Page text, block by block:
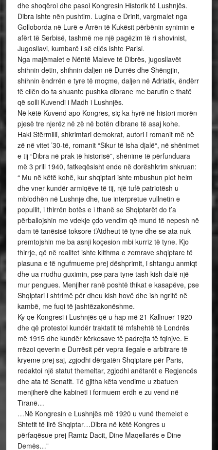
dhe shoqëroi dhe pasoi Kongresin Historik të Lushnjës.
Dibra ishte nën pushtim. Lugina e Drinit, vargmalet nga
Golloborda në Lurë e Arrën të Kukësit përbënin synimin e
afërt të Serbisë, tashmë me një pagëzim të ri shovinist,
Jugosllavi, kumbarë i së cilës ishte Parisi.
Nga majëmalet e Nëntë Maleve të Dibrës, jugosllavët
shihnin detin, shihnin daljen në Durrës dhe Shëngjin,
shihnin ëndrrën e tyre të moçme, daljen në Adriatik, ëndërr
të cilën do ta shuante pushka dibrane me barutin e thatë
që solli Kuvendi i Madh i Lushnjës.
Në këtë Kuvend apo Kongres, siç ka hyrë në histori morën
pjesë tre njerëz në zë në botën dibrane të asaj kohe.
Haki Stërmilli, shkrimtari demokrat, autori i romanit më në
zë në vitet ’30-të, romanit “Sikur të isha djalë“, në shënimet
e tij “Dibra në prak të historisë”, shënime të përfunduara
më 3 prill 1940, fatkeqësisht ende në dorëshkrim shkruan:
“ Mu në këtë kohë, kur shqiptari ishte mbushun plot helm
dhe vner kundër armiqëve të tij, një tufë patriotësh u
mblodhën në Lushnje dhe, tue interpretue vullnetin e
popullit, i thirrën botës e i thanë se Shqiptarët do t’a
përballojshin me vdekje çdo vendim që mund të nepesh në
dam të tanësisë toksore t’Atdheut të tyne dhe se ata nuk
premtojshin me ba asnji koçesion mbi kurriz të tyne. Kjo
thirrje, që në realitet ishte klithma e zemrave shqiptare të
plasuna e të ngufmueme prej dëshprimit, i shtangu anmiqt
dhe ua rrudhu guximin, pse para tyne tash kish dalë një
mur pengues. Menjiher ranë poshtë thikat e kasapëve, pse
Shqiptari i shtrimë për dheu kish hovë dhe ish ngritë në
kambë, me fuqi të jashtëzakonëshme.
Ky qe Kongresi i Lushnjës që u hap më 21 Kallnuer 1920
dhe që protestoi kundër traktatit të mfshehtë të Londrës
më 1915 dhe kundër kërkesave të padrejta të fqinjve. E
rrëzoi qeverin e Durrësit për vepra ilegale e arbitrare të
kryeme prej saj, zgjodhi dërgatën Shqiptare për Paris,
redaktoi një statut themeltar, zgjodhi anëtarët e Regjencës
dhe ata të Senatit. Të gjitha këta vendime u zbatuen
menjiherë dhe kabineti i formuem erdh e zu vend në
Tiranë…
…Në Kongresin e Lushnjës më 1920 u vunë themelet e
Shtetit të lirë Shqiptar…Dibra në këtë Kongres u
përfaqësue prej Ramiz Dacit, Dine Maqellarës e Dine
Demës…”